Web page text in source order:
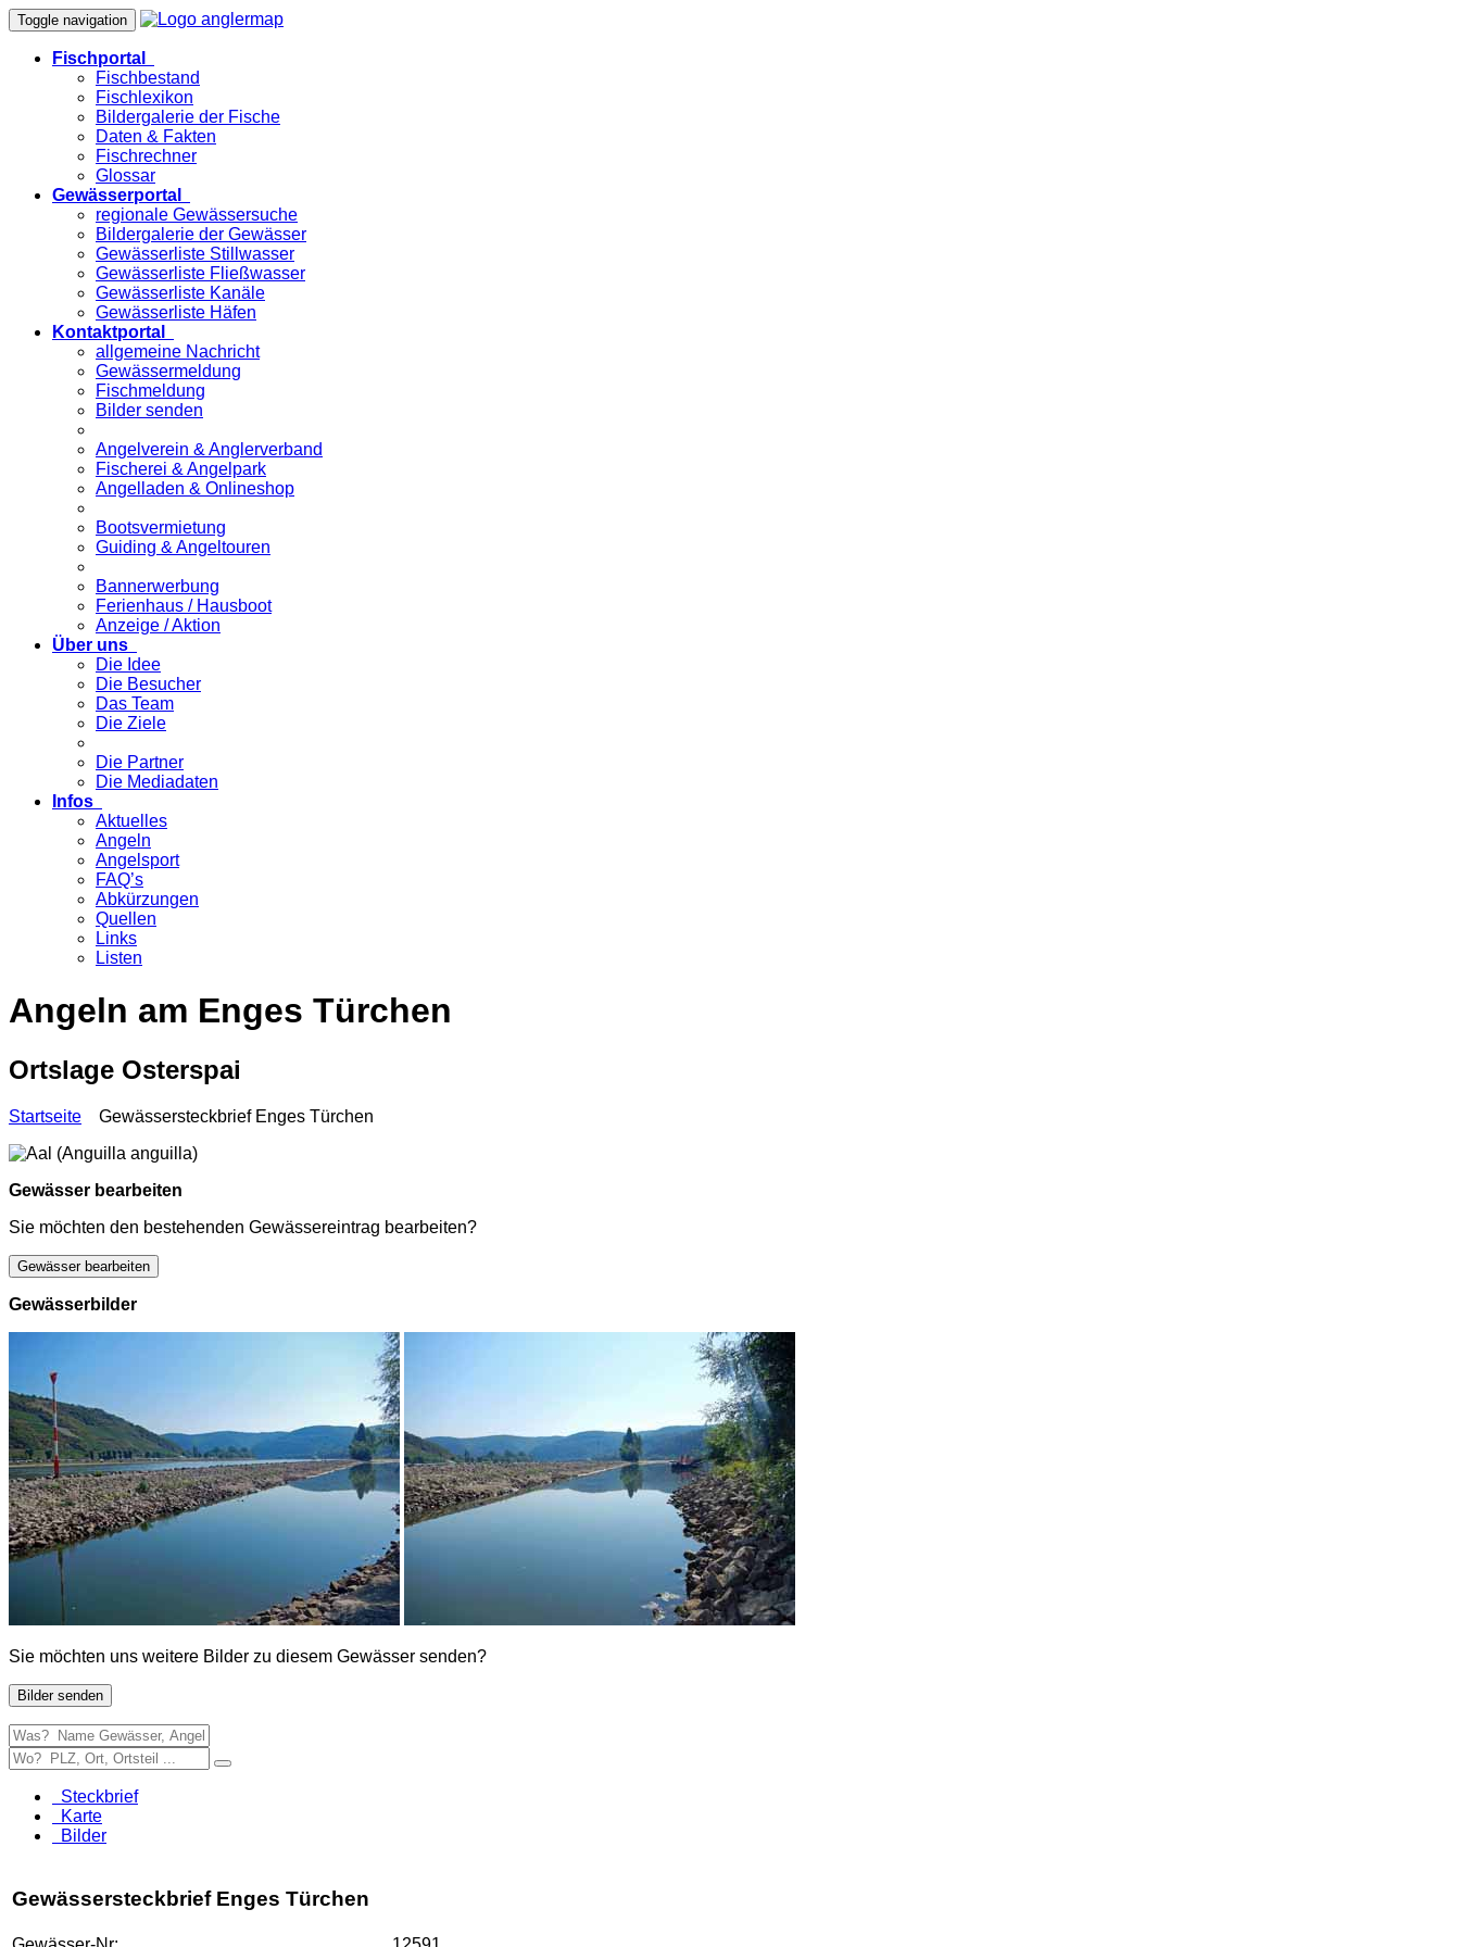
Toggle navigation
Fischportal
Fischbestand
Fischlexikon
Bildergalerie der Fische
Daten & Fakten
Fischrechner
Glossar
Gewässerportal
regionale Gewässersuche
Bildergalerie der Gewässer
Gewässerliste Stillwasser
Gewässerliste Fließwasser
Gewässerliste Kanäle
Gewässerliste Häfen
Kontaktportal
allgemeine Nachricht
Gewässermeldung
Fischmeldung
Bilder senden
Angelverein & Anglerverband
Fischerei & Angelpark
Angelladen & Onlineshop
Bootsvermietung
Guiding & Angeltouren
Bannerwerbung
Ferienhaus / Hausboot
Anzeige / Aktion
Über uns
Die Idee
Die Besucher
Das Team
Die Ziele
Die Partner
Die Mediadaten
Infos
Aktuelles
Angeln
Angelsport
FAQ’s
Abkürzungen
Quellen
Links
Listen
Angeln am Enges Türchen
Ortslage Osterspai
Startseite Gewässersteckbrief Enges Türchen
Gewässer bearbeiten
Sie möchten den bestehenden Gewässereintrag bearbeiten?
Gewässer bearbeiten
Gewässerbilder
Sie möchten uns weitere Bilder zu diesem Gewässer senden?
Bilder senden
Steckbrief
Karte
Bilder
Gewässersteckbrief Enges Türchen